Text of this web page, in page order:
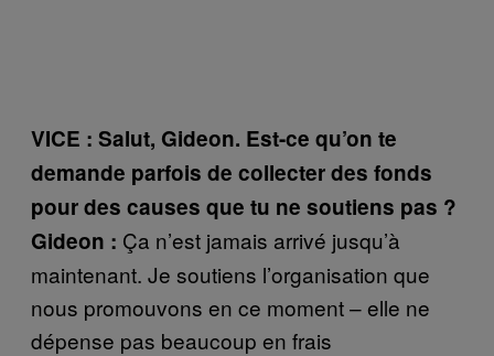
VICE : Salut, Gideon. Est-ce qu’on te
demande parfois de collecter des fonds
pour des causes que tu ne soutiens pas ?
Gideon : Ça n’est jamais arrivé jusqu’à
maintenant. Je soutiens l’organisation que
nous promouvons en ce moment – elle ne
dépense pas beaucoup en frais